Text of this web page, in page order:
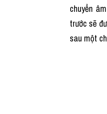
chuyển
trước sẽ
sau một